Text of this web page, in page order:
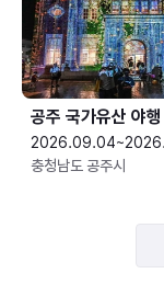
공주 국가유산 야행
충청남도 공주시